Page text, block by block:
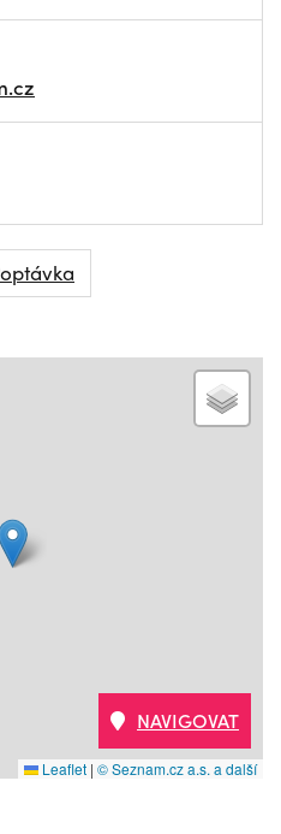
Leaflet | © Seznam.cz a.s. a další
NAVIGOVAT